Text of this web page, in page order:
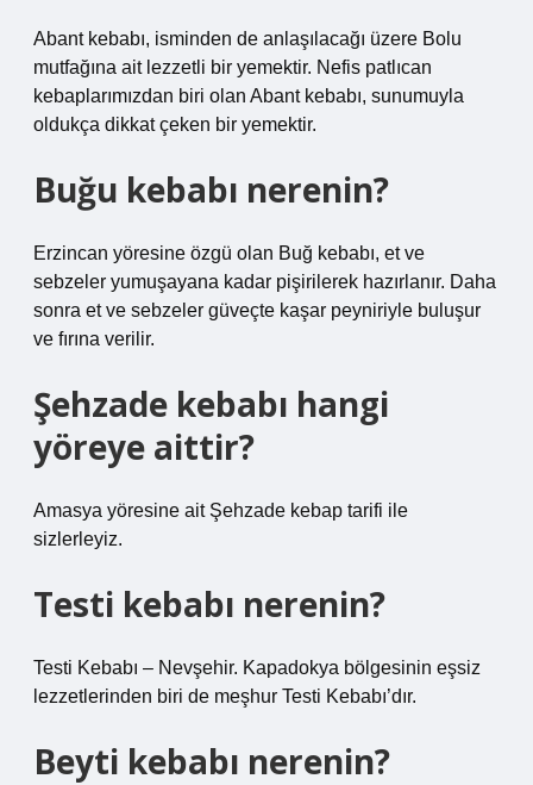
Abant kebabı, isminden de anlaşılacağı üzere Bolu
mutfağına ait lezzetli bir yemektir. Nefis patlıcan
kebaplarımızdan biri olan Abant kebabı, sunumuyla
oldukça dikkat çeken bir yemektir.
Buğu kebabı nerenin?
Erzincan yöresine özgü olan Buğ kebabı, et ve
sebzeler yumuşayana kadar pişirilerek hazırlanır. Daha
sonra et ve sebzeler güveçte kaşar peyniriyle buluşur
ve fırına verilir.
Şehzade kebabı hangi
yöreye aittir?
Amasya yöresine ait Şehzade kebap tarifi ile
sizlerleyiz.
Testi kebabı nerenin?
Testi Kebabı – Nevşehir. Kapadokya bölgesinin eşsiz
lezzetlerinden biri de meşhur Testi Kebabı’dır.
Beyti kebabı nerenin?